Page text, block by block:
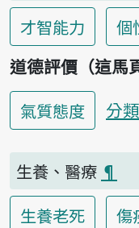
才智能力
個
道德評價（這馬
氣質態度
分
生養、醫療 ¶
生養老死
傷